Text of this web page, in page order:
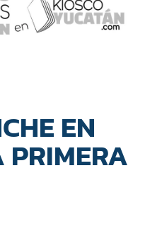
EN
PRIMERA